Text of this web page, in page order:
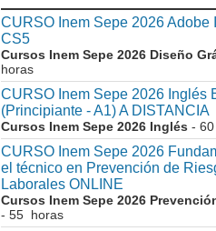
CURSO Inem Sepe 2026 Adobe
CS5
Cursos Inem Sepe 2026 Diseño
horas
CURSO Inem Sepe 2026 Inglés
(Principiante - A1) A DISTANCIA
Cursos Inem Sepe 2026 Inglés -
CURSO Inem Sepe 2026
el técnico en Prevención de
Laborales ONLINE
Cursos Inem Sepe 2026
- 55 horas